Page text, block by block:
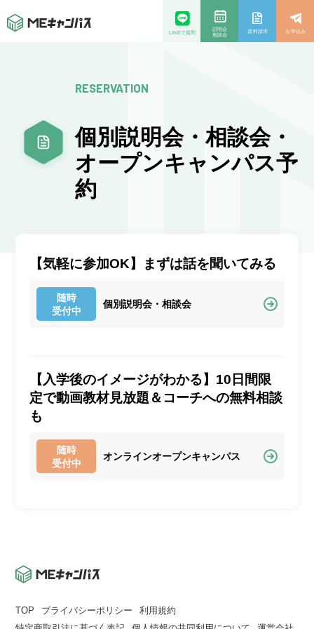
LINEで質問
説明会
相談会
資料請求 お申込み
RESERVATION
個別説明会・相談会・
オープンキャンパス予
約
【気軽に参加OK】まずは話を聞いてみる
随時
受付中
個別説明会・相談会
【入学後のイメージがわかる】10日間限
定で動画教材見放題＆コーチへの無料相談
も
随時
受付中
オンラインオープンキャンパス
TOP プライバシーポリシー
利用規約